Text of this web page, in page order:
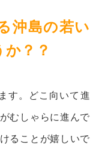
沖島の若い
？？
す。どこ向いて進
むしゃらに進んで
ることが嬉しいで